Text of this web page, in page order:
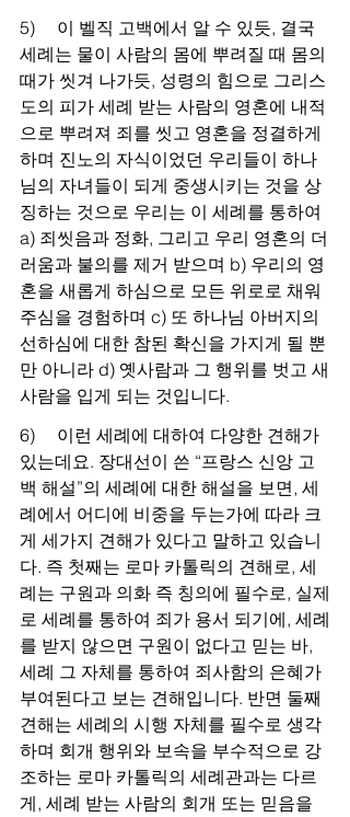
5)     이 벨직 고백에서 알 수 있듯, 결국
세례는 물이 사람의 몸에 뿌려질 때 몸의
때가 씻겨 나가듯, 성령의 힘으로 그리스
도의 피가 세례 받는 사람의 영혼에 내적
으로 뿌려져 죄를 씻고 영혼을 정결하게
하며 진노의 자식이었던 우리들이 하나
님의 자녀들이 되게 중생시키는 것을 상
징하는 것으로 우리는 이 세례를 통하여
a) 죄씻음과 정화, 그리고 우리 영혼의 더
러움과 불의를 제거 받으며 b) 우리의 영
혼을 새롭게 하심으로 모든 위로로 채워
주심을 경험하며 c) 또 하나님 아버지의
선하심에 대한 참된 확신을 가지게 될 뿐
만 아니라 d) 옛사람과 그 행위를 벗고 새
사람을 입게 되는 것입니다.
6)     이런 세례에 대하여 다양한 견해가
있는데요. 장대선이 쓴 “프랑스 신앙 고
백 해설”의 세례에 대한 해설을 보면, 세
례에서 어디에 비중을 두는가에 따라 크
게 세가지 견해가 있다고 말하고 있습니
다. 즉 첫째는 로마 카톨릭의 견해로, 세
례는 구원과 의화 즉 칭의에 필수로, 실제
로 세례를 통하여 죄가 용서 되기에, 세례
를 받지 않으면 구원이 없다고 믿는 바,
세례 그 자체를 통하여 죄사함의 은혜가
부여된다고 보는 견해입니다. 반면 둘째
견해는 세례의 시행 자체를 필수로 생각
하며 회개 행위와 보속을 부수적으로 강
조하는 로마 카톨릭의 세례관과는 다르
게, 세례 받는 사람의 회개 또는 믿음을